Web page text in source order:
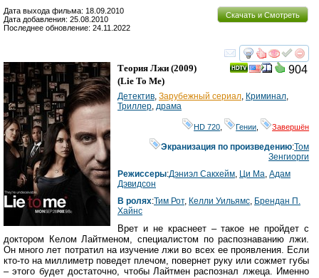
Скачать и Смотреть
Дата выхода фильма: 18.09.2010
Дата добавления: 25.08.2010
Последнее обновление: 24.11.2022
смотреть
904
Теория Лжи (2009)
(Lie To Me)
Детектив, Зарубежный сериал, Криминал,
Триллер, драма
HD 720, Гении, Завершён
Экранизация по произведению:Том
Зенгиорги
Режиссеры:Дэниэл Сакхейм, Ци Ма, Адам
Дэвидсон
В ролях:Тим Рот, Келли Уильямс, Брендан П.
Хайнс
Врет и не краснеет – такое не пройдет с
доктором Келом Лайтменом, специалистом по распознаванию лжи.
Он много лет потратил на изучение лжи во всех ее проявления. Если
кто-то на миллиметр поведет плечом, повернет руку или сожмет губы
– этого будет достаточно, чтобы Лайтмен распознал лжеца. Именно